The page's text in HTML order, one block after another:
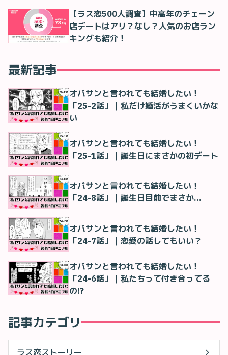
【ラス恋500人調査】中高年のチェーン
店デートはアリ？なし？人気のお店ラン
キングも紹介！
最新記事
オバサンと言われても結婚したい！
「25-2話」｜私だけ婚活がうまくいかな
い
オバサンと言われても結婚したい！
「25-1話」｜誕生日にまさかの初デート
オバサンと言われても結婚したい！
「24-8話」｜誕生日目前でまさか…
オバサンと言われても結婚したい！
「24-7話」｜恋愛の話してもいい？
オバサンと言われても結婚したい！
「24-6話」｜私たちって付き合ってる
の!?
記事カテゴリ
ラス恋ストーリー